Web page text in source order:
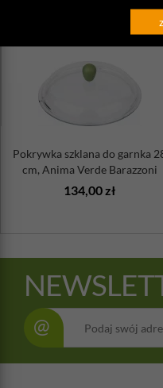
Pokrywka szklana do garnka
cm, Anima Verde Barazzoni
134,00 zł
@